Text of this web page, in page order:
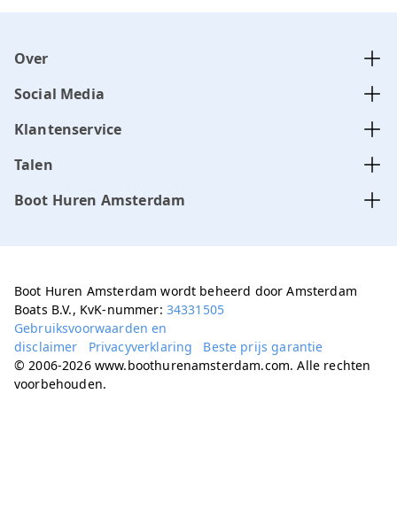
Over
Social Media
Klantenservice
Talen
Boot Huren Amsterdam
Boot Huren Amsterdam wordt beheerd door Amsterdam
Boats B.V., KvK-nummer: 34331505
Gebruiksvoorwaarden en
disclaimer
Privacyverklaring
Beste prijs garantie
© 2006-2026 www.boothurenamsterdam.com. Alle rechten
voorbehouden.